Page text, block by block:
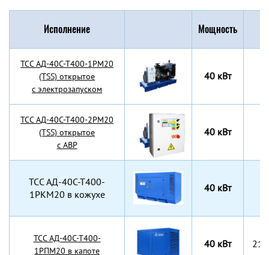
Исполнение Мощность
TCC АД-40С-Т400-1РМ20
(TSS) открытое
с электрозапуском
40 кВт
TCC АД-40С-Т400-2РМ20
(TSS) открытое
с АВР
40 кВт
TCC АД-40С-Т400-
1РКМ20 в кожухе
40 кВт
TCC АД-40С-Т400-
1РПМ20 в капоте
40 кВт